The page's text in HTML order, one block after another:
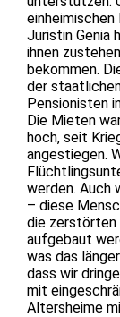
Juristin Genia
ihnen
bekommen.
der
Pensionisten
Die Mieten
hoch, seit
angestiegen.
werden. Auch
– diese
die zerstörten
aufgebaut
was das
dass wir
mit
Altersheime